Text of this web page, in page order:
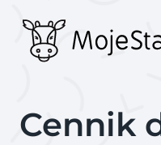
treści
Cennik